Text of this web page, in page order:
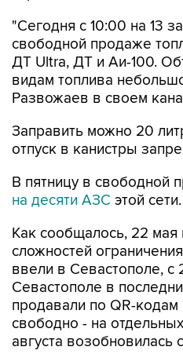
"Сегодня с 10:00 на 13
свободной продаже
ДТ Ultra, ДТ и Аи-100.
видам топлива
Развожаев в своем
Заправить можно 20
отпуск в канистры
В пятницу в свободной
на десяти АЗС этой сети.
Как сообщалось, 22 мая
сложностей
ввели в Севастополе,
Севастополе в
продавали по QR-
свободно - на
августа